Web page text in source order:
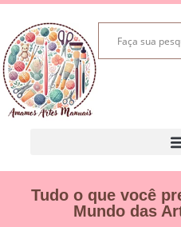
Tudo o que você
Mundo das